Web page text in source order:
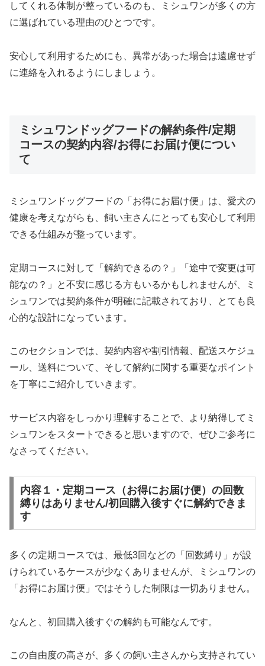
してくれる体制が整っているのも、ミシュワンが多くの方
に選ばれている理由のひとつです。
安心して利用するためにも、異常があった場合は遠慮せず
に連絡を入れるようにしましょう。
ミシュワンドッグフードの解約条件/定期
コースの契約内容/お得にお届け便につい
て
ミシュワンドッグフードの「お得にお届け便」は、愛犬の
健康を考えながらも、飼い主さんにとっても安心して利用
できる仕組みが整っています。
定期コースに対して「解約できるの？」「途中で変更は可
能なの？」と不安に感じる方もいるかもしれませんが、ミ
シュワンでは契約条件が明確に記載されており、とても良
心的な設計になっています。
このセクションでは、契約内容や割引情報、配送スケジュ
ール、送料について、そして解約に関する重要なポイント
を丁寧にご紹介していきます。
サービス内容をしっかり理解することで、より納得してミ
シュワンをスタートできると思いますので、ぜひご参考に
なさってください。
内容１・定期コース（お得にお届け便）の回数
縛りはありません/初回購入後すぐに解約できま
す
多くの定期コースでは、最低3回などの「回数縛り」が設
けられているケースが少なくありませんが、ミシュワンの
「お得にお届け便」ではそうした制限は一切ありません。
なんと、初回購入後すぐの解約も可能なんです。
この自由度の高さが、多くの飼い主さんから支持されてい